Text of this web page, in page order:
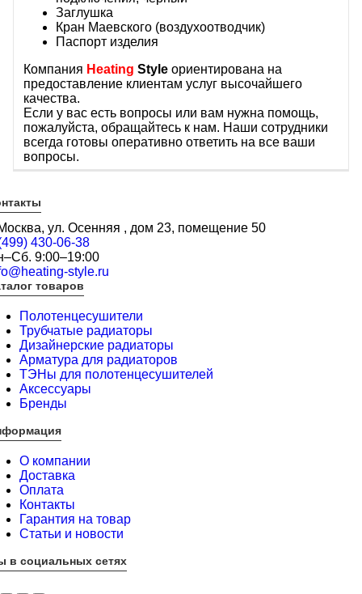
Заглушка
Кран Маевского (воздухоотводчик)
Паспорт изделия
Компания Heating Style ориентирована на
предоставление клиентам услуг высочайшего
качества.
Если у вас есть вопросы или вам нужна помощь,
пожалуйста, обращайтесь к нам. Наши сотрудники
всегда готовы оперативно ответить на все ваши
вопросы.
ул. Осенняя , дом 23, помещение 50
430-06-38
9:00–19:00
style.ru
товаров
Полотенцесушители
Трубчатые радиаторы
Дизайнерские радиаторы
Арматура для радиаторов
ТЭНы для полотенцесушителей
Аксессуары
Бренды
О компании
Доставка
Оплата
Контакты
Гарантия на товар
Статьи и новости
в социальных сетях